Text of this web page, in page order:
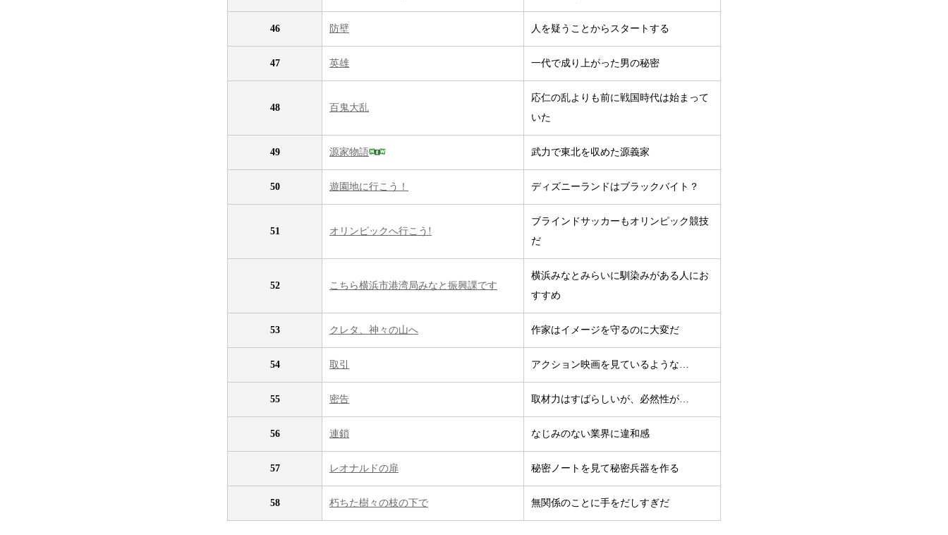
46 防壁 人を疑うことからスタートする
47 英雄 一代で成り上がった男の秘密
48 百鬼大乱
応仁の乱よりも前に戦国時代は始まって
いた
49 源家物語 武力で東北を収めた源義家
50 遊園地に行こう！ ディズニーランドはブラックバイト？
51 オリンピックへ行こう!
ブラインドサッカーもオリンピック競技
だ
52 こちら横浜市港湾局みなと振興課です
横浜みなとみらいに馴染みがある人にお
すすめ
53 クレタ、神々の山へ 作家はイメージを守るのに大変だ
54 取引 アクション映画を見ているような…
55 密告 取材力はすばらしいが、必然性が…
56 連鎖 なじみのない業界に違和感
57 レオナルドの扉 秘密ノートを見て秘密兵器を作る
58 朽ちた樹々の枝の下で 無関係のことに手をだしすぎだ